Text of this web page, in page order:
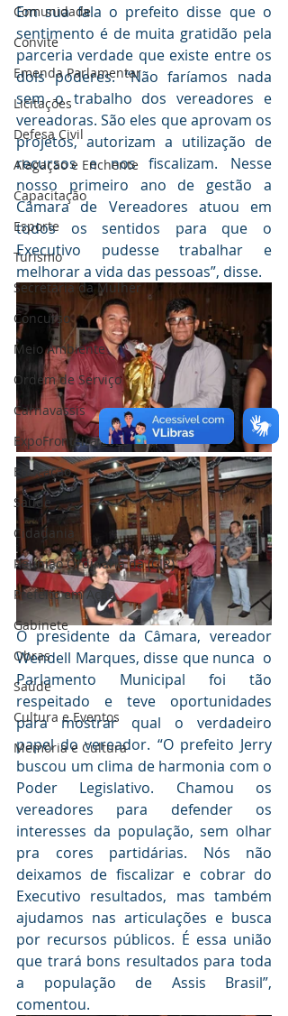
Comunidade
Convite
Emenda Parlamentar
Licitações
Defesa Civil
Alagação e Enchente
Capacitação
Esporte
Turismo
Secretaria da Mulher
Concurso
Meio Ambiente
Ordem de Serviço
Carnavassis
ExpoFronteira 2025
Educação
Saúde
Cidadania
Reunião Ordinária da (CIR)
Prefeito em Ação
Gabinete
Obras
Saúde
Cultura e Eventos
Memória e Cultura
Em sua fala o prefeito disse que o
sentimento é de muita gratidão pela
parceria verdade que existe entre os
dois poderes. “Não faríamos nada
sem o trabalho dos vereadores e
vereadoras. São eles que aprovam os
projetos, autorizam a utilização de
recursos e nos fiscalizam. Nesse
nosso primeiro ano de gestão a
Câmara de Vereadores atuou em
todos os sentidos para que o
Executivo pudesse trabalhar e
melhorar a vida das pessoas”, disse.
O presidente da Câmara, vereador
Wendell Marques, disse que nunca  o
Parlamento Municipal foi tão
respeitado e teve oportunidades
para mostrar qual o verdadeiro
papel do vereador. “O prefeito Jerry
buscou um clima de harmonia com o
Poder Legislativo. Chamou os
vereadores para defender os
interesses da população, sem olhar
pra cores partidárias. Nós não
deixamos de fiscalizar e cobrar do
Executivo resultados, mas também
ajudamos nas articulações e busca
por recursos públicos. É essa união
que trará bons resultados para toda
a população de Assis Brasil”,
comentou.